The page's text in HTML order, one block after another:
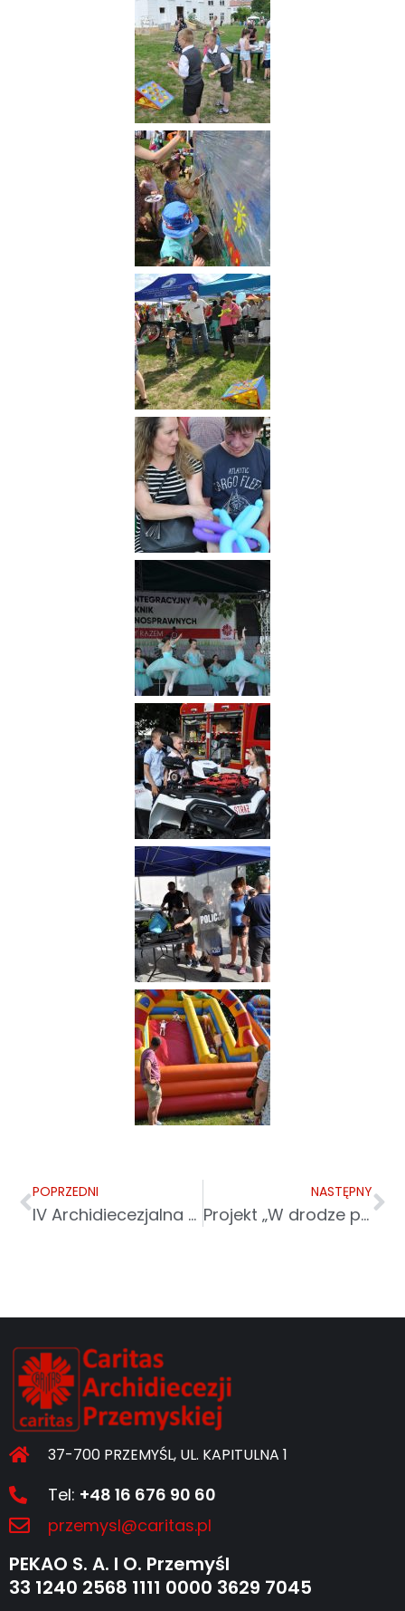
POPRZEDNI
IV Archidiecezjalna Pielgrzymka Osób Starszych i Chorych
NASTĘPNY
Projekt „W drodze po sukces”
37-700 PRZEMYŚL, UL. KAPITULNA 1
Tel: +48 16 676 90 60
przemysl@caritas.pl
PEKAO S. A. I O. Przemyśl
33 1240 2568 1111 0000 3629 7045